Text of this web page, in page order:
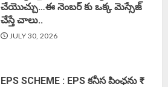
చేయొచ్చు…ఈ నెంబర్ కు ఒక్క మెస్సేజ్
చేస్తే చాలు..
JULY 30, 2026
EPS SCHEME : EPS కనీస పింఛను ₹